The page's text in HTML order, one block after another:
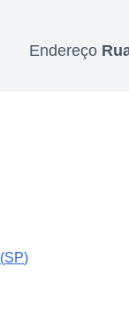
Endereço
(SP)